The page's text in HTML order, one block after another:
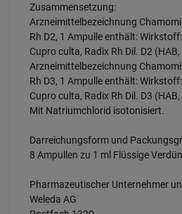
Zusammensetzung:
Arzneimittelbezeichnung
Rh D2, 1 Ampulle enthält:
Cupro culta, Radix Rh Dil. D2 (HAB,
Arzneimittelbezeichnung
Rh D3, 1 Ampulle enthält:
Cupro culta, Radix Rh Dil. D3 (HAB,
Mit Natriumchlorid isotonisiert.
Darreichungsform und
8 Ampullen zu 1 ml Flüssige
Pharmazeutischer Unternehmer
Weleda AG